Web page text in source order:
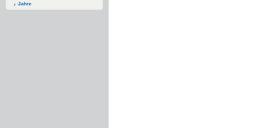
Jahre